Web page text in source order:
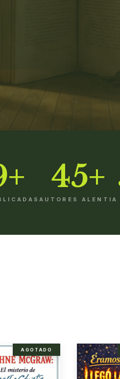
45+
AUTORES ALENTIA
AGOTADO